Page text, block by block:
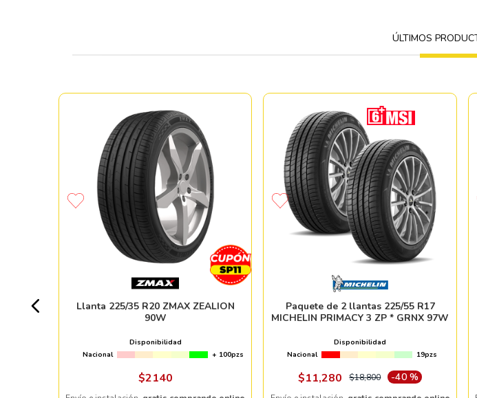
ÚLTIMOS
Llanta 225/35 R20 ZMAX ZEALION
90W
Disponibilidad
Nacional
+ 100pzs
$2140
Paquete de 2 llantas 225/55 R17
MICHELIN PRIMACY 3 ZP * GRNX 97W
Disponibilidad
Nacional
19pzs
$11,280 $18,800 -40 %